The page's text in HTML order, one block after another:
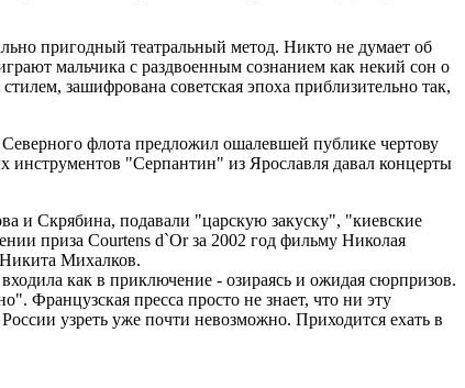
пригодный театральный метод. Никто не думает об
мальчика с раздвоенным сознанием как некий сон о
зашифрована советская эпоха приблизительно так,
флота предложил ошалевшей публике чертову
инструментов "Серпантин" из Ярославля давал концерты
и Скрябина, подавали "царскую закуску", "киевские
приза Courtens d`Or за 2002 год фильму Николая
Михалков.
как в приключение - озираясь и ожидая сюрпризов.
Французская пресса просто не знает, что ни эту
узреть уже почти невозможно. Приходится ехать в